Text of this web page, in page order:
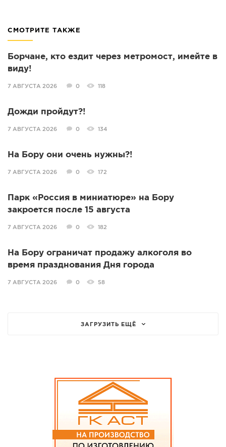
СМОТРИТЕ ТАКЖЕ
Борчане, кто ездит через метромост, имейте в
виду!
7 АВГУСТА 2026 0 118
Дожди пройдут?!
7 АВГУСТА 2026 0 134
На Бору они очень нужны?!
7 АВГУСТА 2026 0 172
Парк «Россия в миниатюре» на Бору
закроется после 15 августа
7 АВГУСТА 2026 0 182
На Бору ограничат продажу алкоголя во
время празднования Дня города
7 АВГУСТА 2026 0 58
ЗАГРУЗИТЬ ЕЩЁ